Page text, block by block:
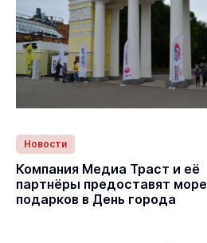
Новости
Компания Медиа Траст и её
партнёры предоставят море
подарков в День города